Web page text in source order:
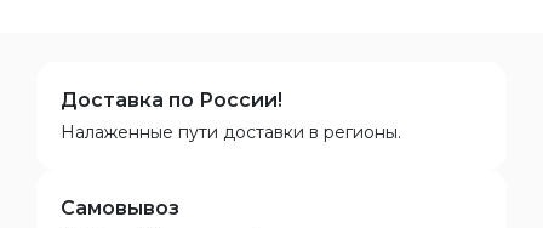
Доставка по России!
Налаженные пути доставки в регионы.
Самовывоз